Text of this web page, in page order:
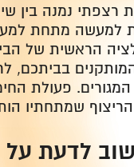
רצפתי נמנה בין
למעשה מתחת
הראשית של
בביתכם,
פעולת
שמתחתיו
לדעת על